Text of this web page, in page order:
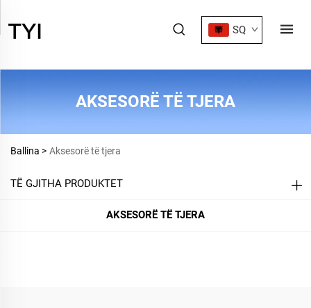
SQ
AKSESORË TË TJERA
Ballina > Aksesorë të tjera
TË GJITHA PRODUKTET
AKSESORË TË TJERA